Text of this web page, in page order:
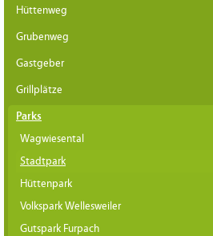
Hüttenweg
Grubenweg
Gastgeber
Grillplätze
Parks
Wagwiesental
Stadtpark
Hüttenpark
Volkspark Wellesweiler
Gutspark Furpach